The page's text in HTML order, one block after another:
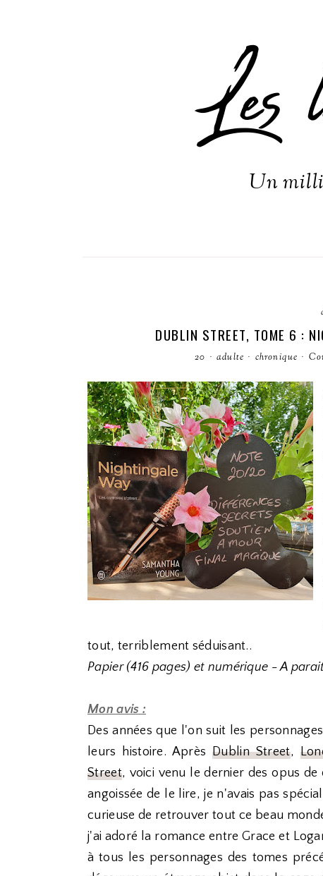
Les
Un
DUBLIN STREET, TOME 6 :
20 · adulte · chronique ·
tout, terriblement séduisant..
Papier (416 pages) et numérique - A
Mon avis :
Des années que l'on suit les
leurs histoire. AprèsDublin Street,
Street, voici venu le dernier des opus
angoissée de le lire, je n'avais pas
curieuse de retrouver tout ce beau
j'ai adoré la romance entre Grace et
à tous les personnages des tomes